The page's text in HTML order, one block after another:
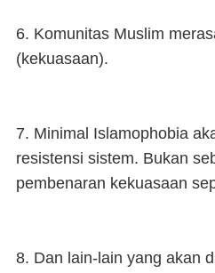
6. Komunitas Muslim
(kekuasaan).
7. Minimal Islamophobia
resistensi sistem. Bukan
pembenaran kekuasaan
8. Dan lain-lain yang akan